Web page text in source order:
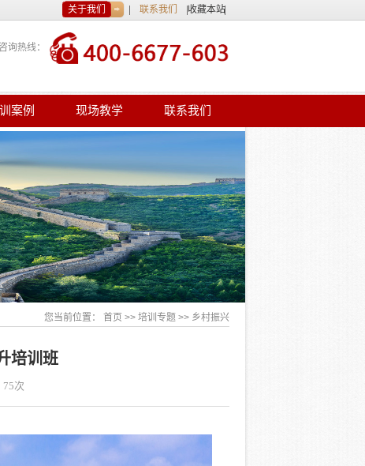
关于我们 联系我们 收藏本站
询热线：
案例 现场教学 联系我们
您当前位置： 首页 >> 培训专题 >> 乡村振兴
培训班
75次